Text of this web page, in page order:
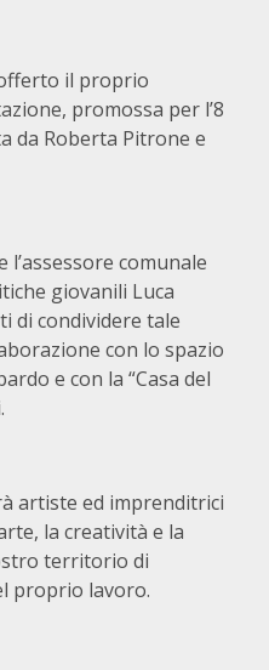
il proprio
promossa per l’8
da Roberta Pitrone e
comunale
giovanili Luca
di condividere tale
con lo spazio
e con la “Casa del
artiste ed imprenditrici
la creatività e la
territorio di
proprio lavoro.